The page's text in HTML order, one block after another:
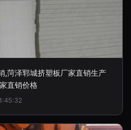
,菏泽郓城挤塑板厂家直销生产
直销价格